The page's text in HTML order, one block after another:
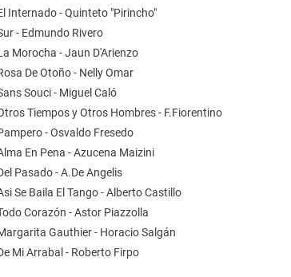
Internado - Quinteto "Pirincho"
- Edmundo Rivero
Morocha - Jaun D'Arienzo
De Otoño - Nelly Omar
Souci - Miguel Caló
Tiempos y Otros Hombres - F.Fiorentino
- Osvaldo Fresedo
En Pena - Azucena Maizini
Pasado - A.De Angelis
Se Baila El Tango - Alberto Castillo
Corazón - Astor Piazzolla
Gauthier - Horacio Salgán
Mi Arrabal - Roberto Firpo